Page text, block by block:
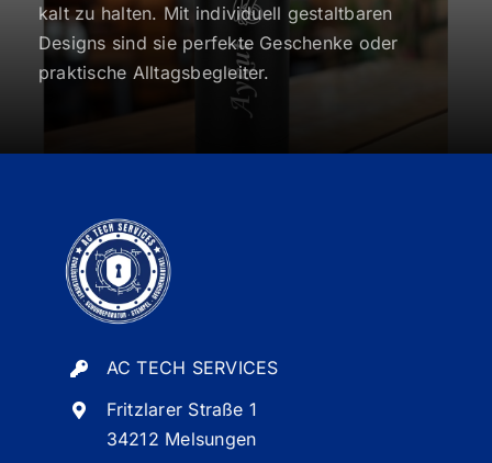
kalt zu halten. Mit individuell gestaltbaren
Designs sind sie perfekte Geschenke oder
praktische Alltagsbegleiter.
AC TECH SERVICES
Fritzlarer Straße 1
34212 Melsungen